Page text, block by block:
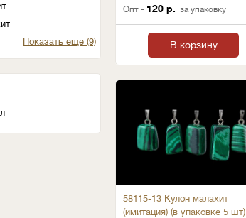
Показать еще (9)
Опт - 120 р. за упаковку
В корзину
58115-13 Кулон малахит
(имитация) (в упаковке 5 шт)